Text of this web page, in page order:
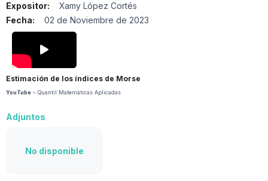
Expositor:
Xamy López Cortés
Fecha:
02 de Noviembre de 2023
Estimación de los índices de Morse
YouTube – Quantil Matemáticas Aplicadas
Adjuntos
No disponible